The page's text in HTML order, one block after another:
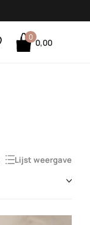
0
0,00
Lijst weergave